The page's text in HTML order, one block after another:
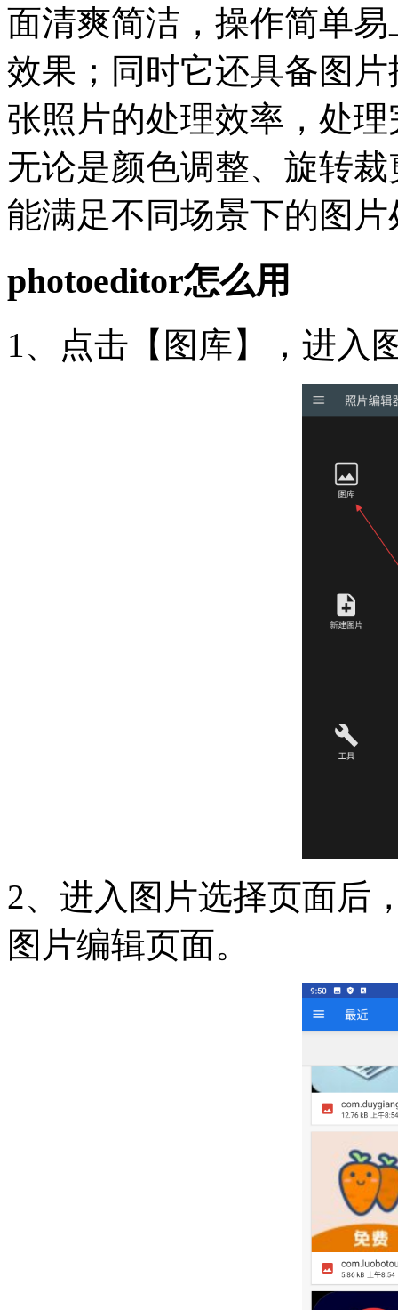
面清爽简洁，操作简单
效果；同时它还具备图
张照片的处理效率，处
无论是颜色调整、旋转
能满足不同场景下的图
photoeditor怎么用
1、点击【图库】，进入
2、进入图片选择页面后
图片编辑页面。